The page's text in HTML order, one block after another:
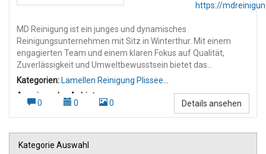
https://
MD Reinigung ist ein junges und dynamisches
Reinigungsunternehmen mit Sitz in Winterthur. Mit einem
engagierten Team und einem klaren Fokus auf Qualität,
Zuverlässigkeit und Umweltbewusstsein bietet das
Unternehmen professionelle Reinigungsdienstleistungen in
Reinigung deckt ein breites Spektrum an Reinigungsarbeiten
Neubauten Unterhaltsreinigungen für Privathaushalte und
Firmen Fenster-, Treppenhaus- und Spezialreinigungen
Kategorien: Lamellen Reinigung Plissee
Reinigung
Wohnungsreinigung
Umzugsreinigung
Wohnungsreinigung Umzugsreinigung,
Anzeigen des Anbieters:
0 0 0 Details ansehen
Kategorie Auswahl